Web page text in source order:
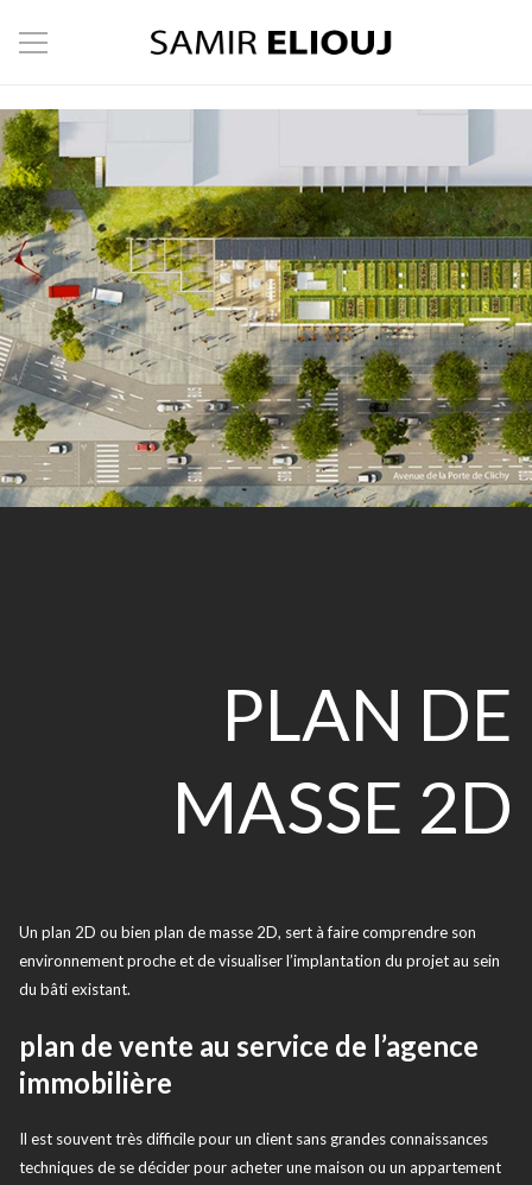
PLAN DE
MASSE 2D
Un plan 2D ou bien plan de masse 2D, sert à faire comprendre son
environnement proche et de visualiser l’implantation du projet au sein
du bâti existant.
plan de vente au service de l’agence
immobilière
Il est souvent très difficile pour un client sans grandes connaissances
techniques de se décider pour acheter une maison ou un appartement